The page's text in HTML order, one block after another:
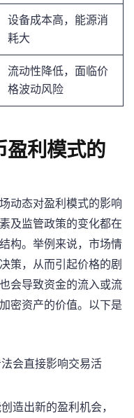
设备成本高，能源消
耗大
流动性降低，面临价
格波动风险
盈利模式的
动态对盈利模式的影响
及监管政策的变化都在
构。举例来说，市场情
策，从而引起价格的剧
会导致资金的流入或流
密资产的价值。以下是
会直接影响交易活
造出新的盈利机会，